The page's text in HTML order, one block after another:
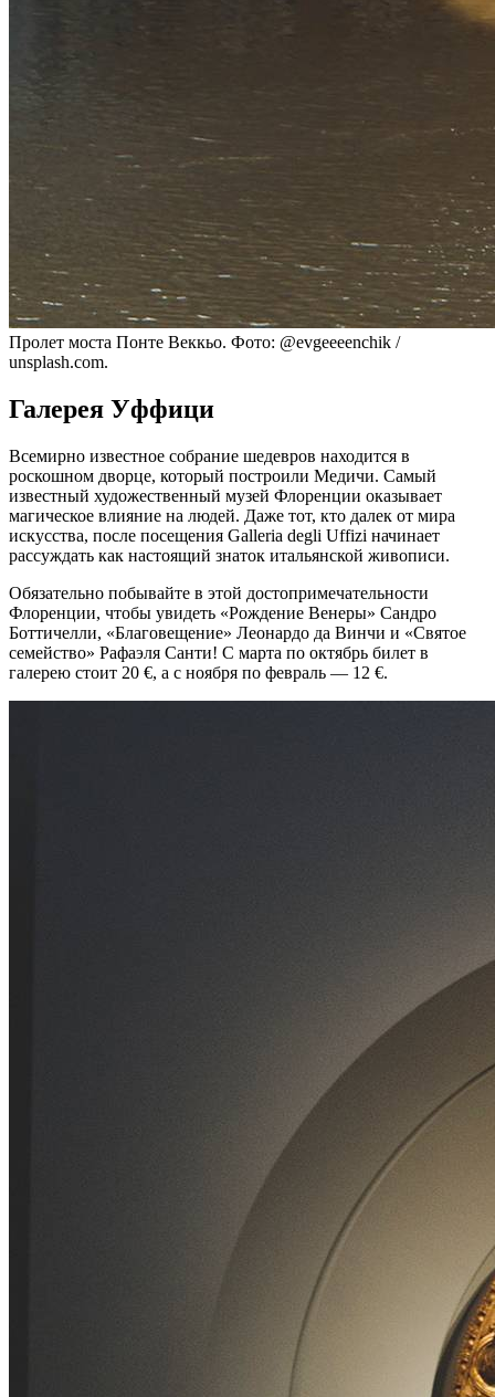
Пролет моста Понте Веккьо. Фото: @evgeeeenchik /
unsplash.com.
Галерея Уффици
Всемирно известное собрание шедевров находится в
роскошном дворце, который построили Медичи. Самый
известный художественный музей Флоренции оказывает
магическое влияние на людей. Даже тот, кто далек от мира
искусства, после посещения Galleria degli Uffizi начинает
рассуждать как настоящий знаток итальянской живописи.
Обязательно побывайте в этой достопримечательности
Флоренции, чтобы увидеть «Рождение Венеры» Сандро
Боттичелли, «Благовещение» Леонардо да Винчи и «Святое
семейство» Рафаэля Санти! С марта по октябрь билет в
галерею стоит 20 €, а с ноября по февраль — 12 €.